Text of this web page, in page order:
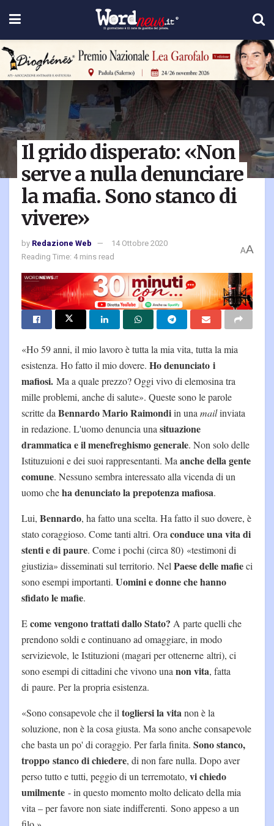
Il grido disperato: «Non
serve a nulla denunciare
la mafia. Sono stanco di
vivere»
by Redazione Web
14 Ottobre 2020
Reading Time: 4 mins read
AA
«Ho 59 anni, il mio lavoro è tutta la mia vita, tutta la mia
esistenza. Ho fatto il mio dovere. Ho denunciato i
mafiosi. Ma a quale prezzo? Oggi vivo di elemosina tra
mille problemi, anche di salute». Queste sono le parole
scritte da Bennardo Mario Raimondiin una mailinviata
in redazione. L'uomo denuncia una situazione
drammatica e il menefreghismo generale. Non solo delle
Istituzuioni e dei suoi rappresentanti. Ma anche della gente
comune. Nessuno sembra interessato alla vicenda di un
uomo cheha denunciato la prepotenza mafiosa.
Lui, Bennardo, ha fatto una scelta. Ha fatto il suo dovere, è
stato coraggioso. Come tanti altri. Ora conduce una vita di
stenti e di paure. Come i pochi (circa 80) «testimoni di
giustizia» disseminati sul territorio. Nel Paese delle mafieci
sono esempi importanti. Uomini e donne che hanno
sfidato le mafie.
Ecome vengono trattati dallo Stato? A parte quelli che
prendono soldi e continuano ad omaggiare, in modo
servizievole, le Istituzioni (magari per ottenerne altri), ci
sono esempi di cittadini che vivono una non vita, fatta
di paure. Per la propria esistenza.
«Sono consapevole che il togliersi la vitanon è la
soluzione, non è la cosa giusta. Ma sono anche consapevole
che basta un po' di coraggio. Per farla finita. Sono stanco,
troppo stanco di chiedere, di non fare nulla. Dopo aver
perso tutto e tutti, peggio di un terremotato, vi chiedo
umilmente - in questo momento molto delicato della mia
vita – per favore non siate indifferenti. Sono appeso a un